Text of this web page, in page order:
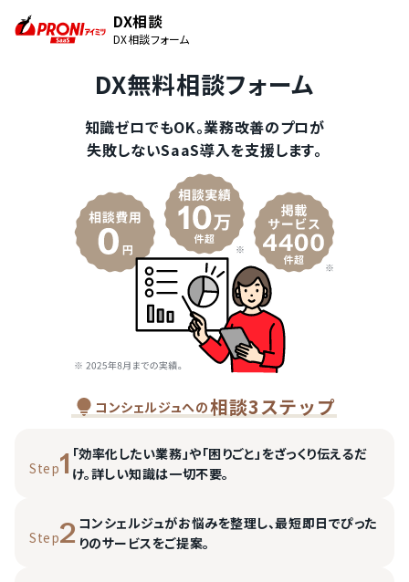
DX相談
DX相談フォーム
DX無料相談フォーム
知識ゼロでもOK。業務改善のプロが
失敗しないSaaS導入を支援します。
コンシェルジュへの相談3ステップ
Step1 「効率化したい業務」や「困りごと」をざっくり伝えるだ
け。詳しい知識は一切不要。
Step2 コンシェルジュがお悩みを整理し、最短即日でぴった
りのサービスをご提案。